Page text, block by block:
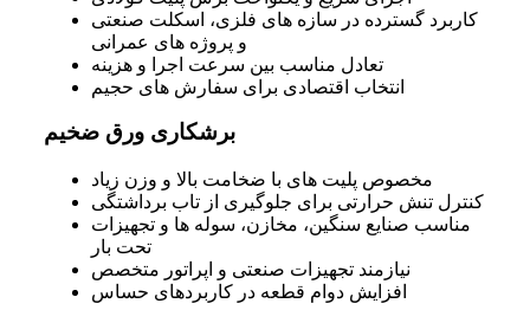
کاربرد گسترده در سازه‌ های فلزی، اسکلت صنعتی
و پروژه‌ های عمرانی
تعادل مناسب بین سرعت اجرا و هزینه
انتخاب اقتصادی برای سفارش‌ های حجیم
برشکاری ورق ضخیم
مخصوص پلیت‌ های با ضخامت بالا و وزن زیاد
کنترل تنش حرارتی برای جلوگیری از تاب‌ برداشتگی
مناسب صنایع سنگین، مخازن، سوله‌ ها و تجهیزات
تحت بار
نیازمند تجهیزات صنعتی و اپراتور متخصص
افزایش دوام قطعه در کاربردهای حساس